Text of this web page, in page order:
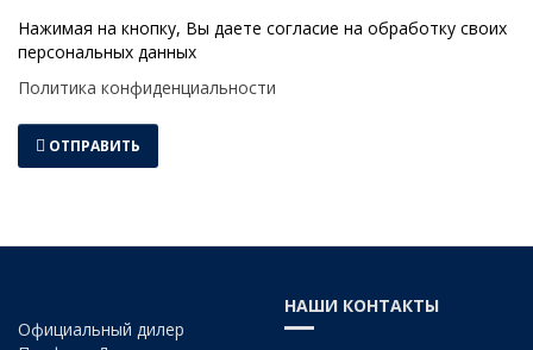
Нажимая на кнопку, Вы даете согласие на обработку своих
персональных данных
Политика конфиденциальности
ОТПРАВИТЬ
Официальный дилер
НАШИ КОНТАКТЫ